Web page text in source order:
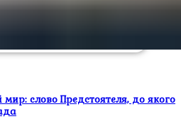
слово Предстоятеля, до якого